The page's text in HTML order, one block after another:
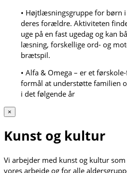
• Højtlæsningsgruppe for børn
deres forældre. Aktiviteten
uge på en fast ugedag og kan
læsning, forskellige ord- og
brætspil.
• Alfa & Omega – er et
formål at understøtte familien
i det følgende år
×
Kunst og kultur
Vi arbejder med kunst og kultur
vores arbejde og for alle